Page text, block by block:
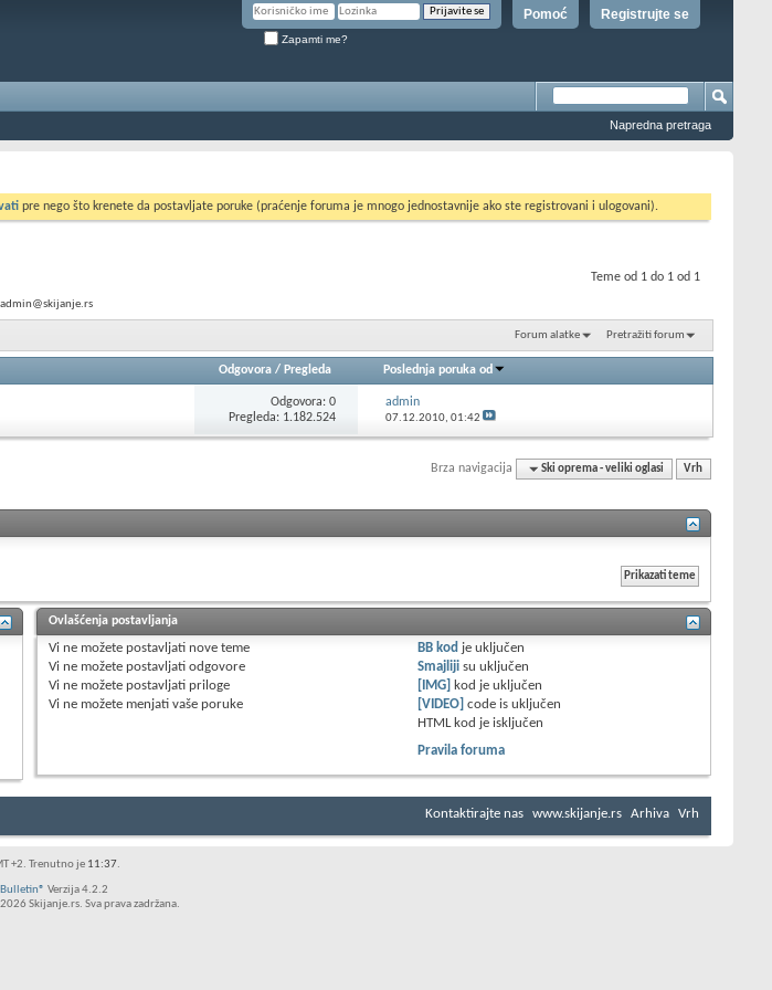
Registrujte se
Pomoć
Zapamti me?
Napredna pretraga
pre nego što krenete da postavljate poruke (praćenje foruma je mnogo jednostavnije ako ste registrovani i ulogovani).
Teme od 1 do 1 od 1
Forum alatke Pretražiti forum
Odgovora / Pregleda Poslednja poruka od
Odgovora:0
Pregleda: 1.182.524
admin
07.12.2010, 01:42
Brza navigacija Ski oprema - veliki oglasi Vrh
Ovlašćenja postavljanja
Vi ne možete postavljati nove teme
Vi ne možete postavljati odgovore
Vi ne možete postavljati priloge
Vi ne možete menjati vaše poruke
BB kod jeuključen
Smajliji suuključen
[IMG] kod jeuključen
[VIDEO] code isuključen
HTML kod jeisključen
Pravila foruma
Kontaktirajte nas www.skijanje.rs Arhiva Vrh
+2. Trenutno je 11:37.
Verzija 4.2.2
Skijanje.rs. Sva prava zadržana.